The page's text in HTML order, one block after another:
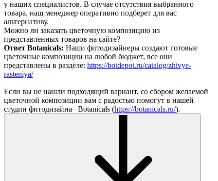
у наших специалистов. В случае отсутствия выбранного
товара, наш менеджер оперативно подберет для вас
альтернативу.
Можно ли заказать цветочную композицию из
представленных товаров на сайте?
Ответ Botanicals: Наши фитодизайнеры создают готовые
цветочные композиции на любой бюджет, все они
представлены в разделе: https://botdepot.ru/catalog/zhivye-
rasteniya/
Если вы не нашли подходящий вариант, со сбором желаемой
цветочной композиции вам с радостью помогут в нашей
студии фитодизайна– Botanicals (https://botanicals.ru/).